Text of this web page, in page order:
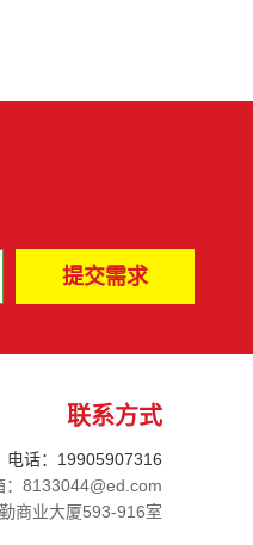
联系方式
电话：19905907316
：8133044@ed.com
商业大厦593-916室